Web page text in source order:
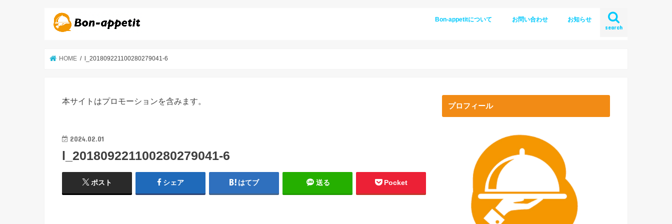
search
Bon-appetitについて お問い合わせ お知らせ
HOME l_201809221100280279041-6
本サイトはプロモーションを含みます。
2024.02.01
l_201809221100280279041-6
ポスト シェア はてブ 送る Pocket
プロフィール